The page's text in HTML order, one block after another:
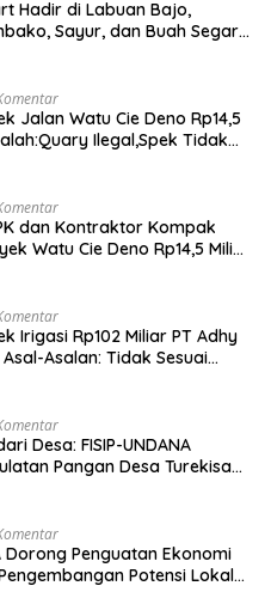
Hadir di Labuan Bajo,
Sayur, dan Buah Segar
Jalan Watu Cie Deno Rp14,5
Ilegal,Spek Tidak
dan Kontraktor Kompak
Watu Cie Deno Rp14,5 Miliar
Irigasi Rp102 Miliar PT Adhy
Asalan: Tidak Sesuai
Desa: FISIP-UNDANA
Pangan Desa Turekisa
Dorong Penguatan Ekonomi
Potensi Lokal